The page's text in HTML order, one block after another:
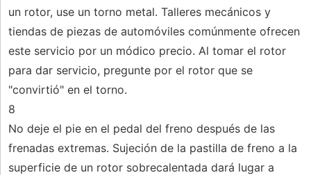
un rotor, use un torno metal. Talleres mecánicos y
tiendas de piezas de automóviles comúnmente ofrecen
este servicio por un módico precio. Al tomar el rotor
para dar servicio, pregunte por el rotor que se
"convirtió" en el torno.
8
No deje el pie en el pedal del freno después de las
frenadas extremas. Sujeción de la pastilla de freno a la
superficie de un rotor sobrecalentada dará lugar a